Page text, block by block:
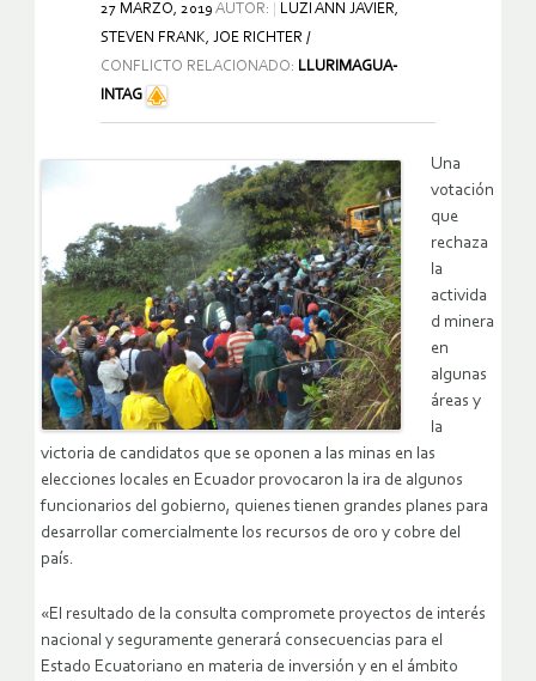
27 MARZO, 2019 AUTOR:
LUZI ANN JAVIER,
STEVEN FRANK, JOE RICHTER /
CONFLICTO RELACIONADO: LLURIMAGUA-
INTAG
Una
votación
que
rechaza
la
activida
d minera
en
algunas
áreas y
la
victoria de candidatos que se oponen a las minas en las
elecciones locales en Ecuador provocaron la ira de algunos
funcionarios del gobierno, quienes tienen grandes planes para
desarrollar comercialmente los recursos de oro y cobre del
país.
«El resultado de la consulta compromete proyectos de interés
nacional y seguramente generará consecuencias para el
Estado Ecuatoriano en materia de inversión y en el ámbito